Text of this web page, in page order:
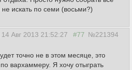
не искать по семи (восьми?)
Авг 2013 21:52:27 #77 №221394
точно не в этом месяце, это
вархаммеру. Я хочу отыграть